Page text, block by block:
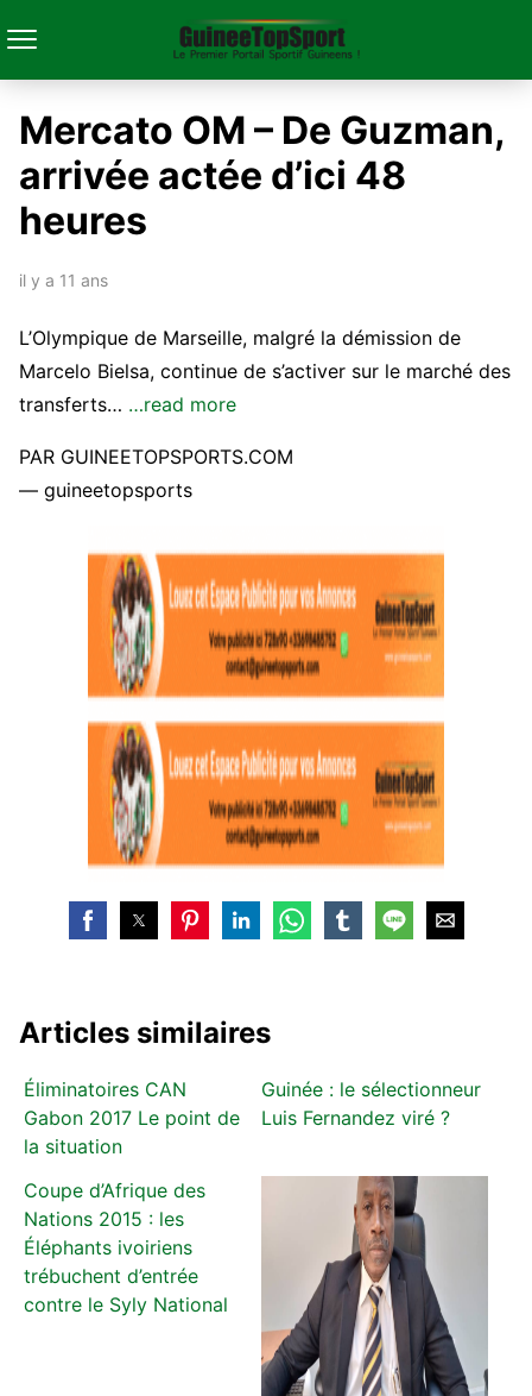
Mercato OM – De Guzman,
arrivée actée d’ici 48
heures
il y a 11 ans
L’Olympique de Marseille, malgré la démission de
Marcelo Bielsa, continue de s’activer sur le marché des
transferts… …read more
PAR GUINEETOPSPORTS.COM
— guineetopsports
Articles similaires
Éliminatoires CAN
Gabon 2017 Le point de
la situation
Guinée : le sélectionneur
Luis Fernandez viré ?
Coupe d’Afrique des
Nations 2015 : les
Éléphants ivoiriens
trébuchent d’entrée
contre le Syly National